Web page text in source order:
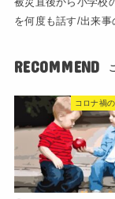
を何度も話す/出来
RECOMMEND
コロナ禍